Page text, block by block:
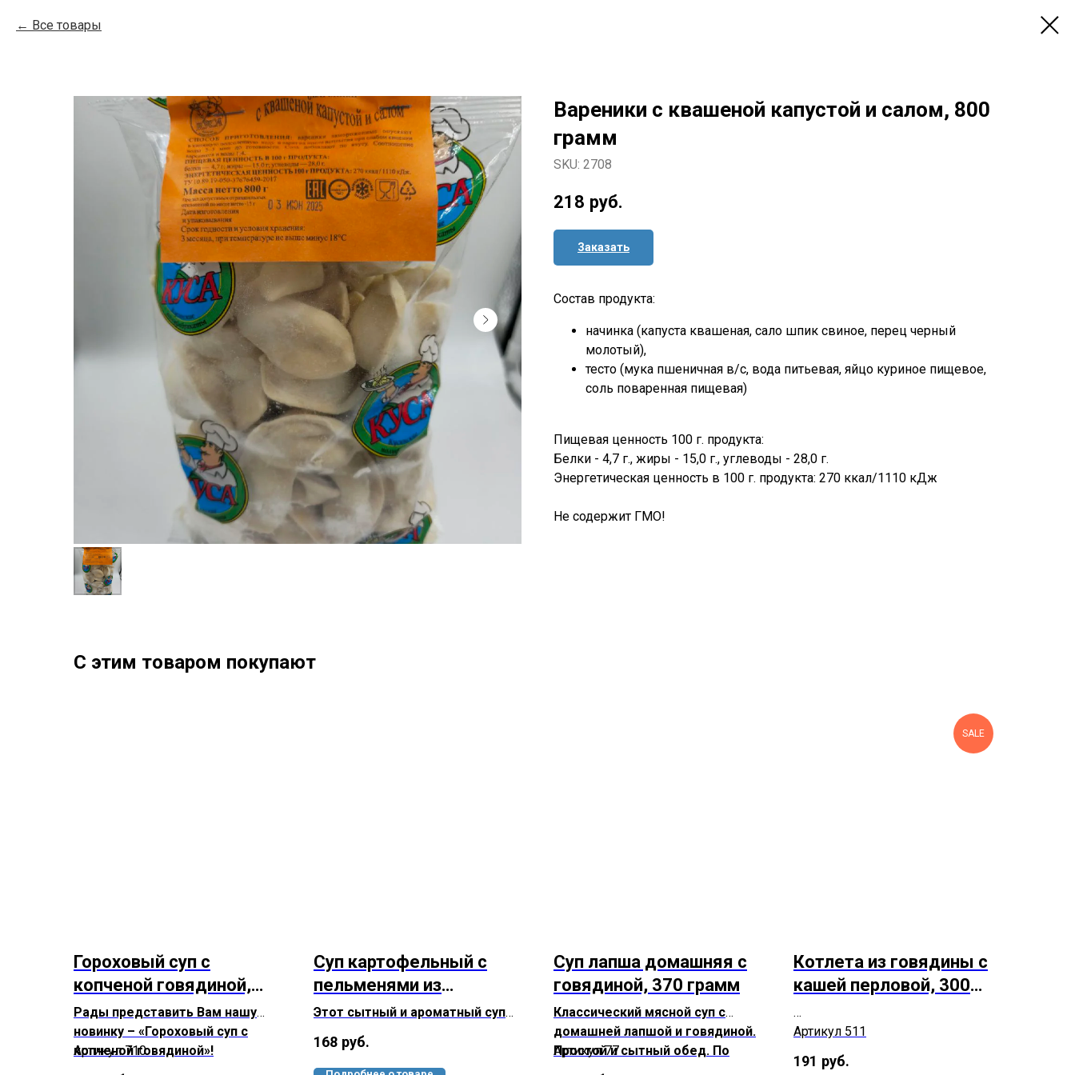
Все товары
Вареники с квашеной капустой и салом, 800
грамм
SKU: 2708
218 руб.
Заказать
Состав продукта:
начинка (капуста квашеная, сало шпик свиное, перец черный
молотый),
тесто (мука пшеничная в/с, вода питьевая, яйцо куриное пищевое,
соль поваренная пищевая)
Пищевая ценность 100 г. продукта:
Белки - 4,7 г., жиры - 15,0 г., углеводы - 28,0 г.
Энергетическая ценность в 100 г. продукта: 270 ккал/1110 кДж
Не содержит ГМО!
С этим товаром покупают
Гороховый суп с
копченой говядиной,
370 грамм
Рады представить Вам нашу
новинку – «Гороховый суп с
копченой говядиной»!
Артикул 710
Суп картофельный с
пельменями из
говядины по-татарски,
420 грамм
Этот сытный и ароматный суп
объединяет в себе два
любимых блюда русской кухни
— картофельный суп и
168 руб.
Суп лапша домашняя с
говядиной, 370 грамм
Классический мясной суп с
домашней лапшой и говядиной.
Простой и сытный обед. По
домашнему вкусно!
Артикул 77
SALE
Котлета из говядины с
кашей перловой, 300
Артикул 511
191 руб.